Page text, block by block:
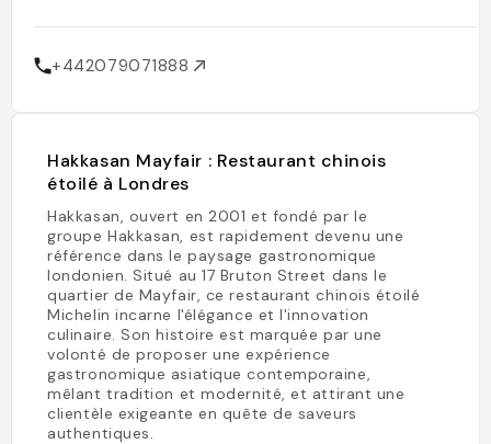
+442079071888
Hakkasan Mayfair : Restaurant chinois
étoilé à Londres
Hakkasan, ouvert en 2001 et fondé par le
groupe Hakkasan, est rapidement devenu une
référence dans le paysage gastronomique
londonien. Situé au 17 Bruton Street dans le
quartier de Mayfair, ce restaurant chinois étoilé
Michelin incarne l'élégance et l'innovation
culinaire. Son histoire est marquée par une
volonté de proposer une expérience
gastronomique asiatique contemporaine,
mêlant tradition et modernité, et attirant une
clientèle exigeante en quête de saveurs
authentiques.